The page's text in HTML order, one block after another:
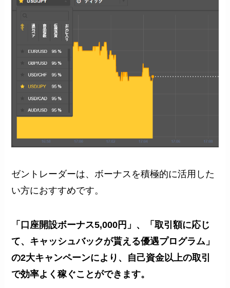
ゼントレーダーは、ボーナスを積極的に活用した
い方におすすめです。
「口座開設ボーナス5,000円」、「取引額に応じ
て、キャッシュバックが貰える優遇プログラム」
の2大キャンペーンにより、自己資金以上の取引
で効率よく稼ぐことができます。